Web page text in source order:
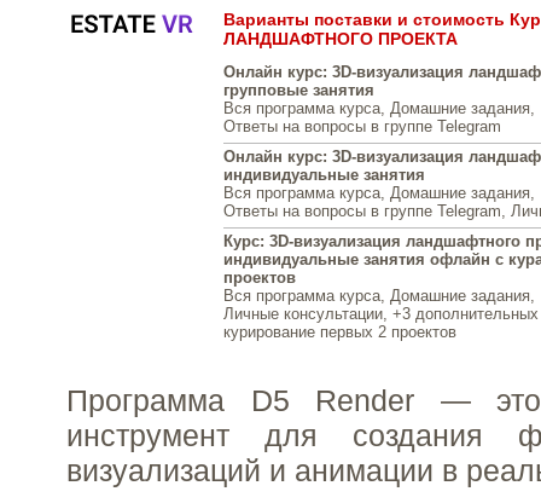
Варианты поставки и стоимость
ЛАНДШАФТНОГО ПРОЕКТА
Онлайн курс: 3D-визуализация
групповые занятия
Вся программа курса, Домашние задания,
Ответы на вопросы в группе Telegram
Онлайн курс: 3D-визуализация
индивидуальные занятия
Вся программа курса, Домашние задания,
Ответы на вопросы в группе Telegram,
Курс: 3D-визуализация ландшафтного
индивидуальные занятия офлайн с
проектов
Вся программа курса, Домашние задания,
Личные консультации, +3 дополнительных
курирование первых 2 проектов
Программа D5 Render — это
инструмент для создания
визуализаций и анимации в